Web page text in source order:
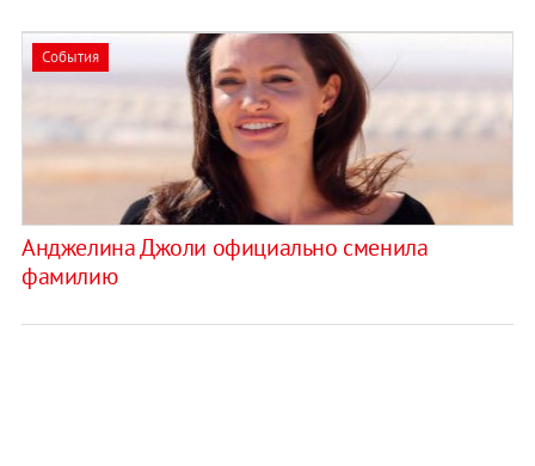
События
Анджелина Джоли официально сменила
фамилию